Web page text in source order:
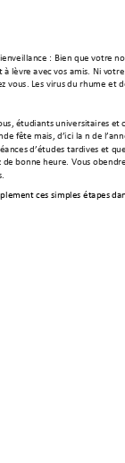
: Bien que votre
à lèvre avec vos amis. Ni votre
vous. Les virus du rhume et
étudiants universitaires et
fête mais, d’ici la fin de
éances d’études tardives et
de bonne heure. Vous obti
ces simples étapes